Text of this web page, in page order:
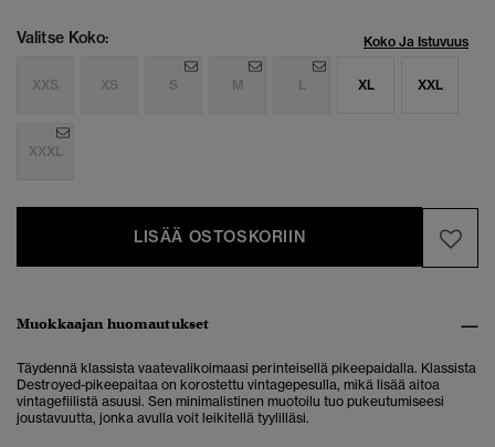
Valitse Koko: Koko Ja Istuvuus
XXS XS S M L XL XXL
XXXL
LISÄÄ OSTOSKORIIN
Muokkaajan huomautukset
Täydennä klassista vaatevalikoimaasi perinteisellä pikeepaidalla. Klassista
Destroyed-pikeepaitaa on korostettu vintagepesulla, mikä lisää aitoa
vintagefiilistä asuusi. Sen minimalistinen muotoilu tuo pukeutumiseesi
joustavuutta, jonka avulla voit leikitellä tyylilläsi.